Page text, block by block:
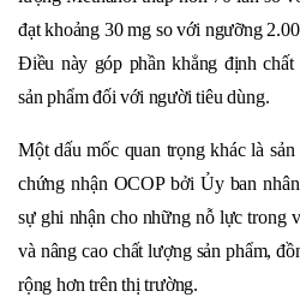
đạt khoảng 30 mg so với ngưỡng
Điều này góp phần khẳng định
sản phẩm đối với người tiêu dùng.
Một dấu mốc quan trọng khác là
chứng nhận OCOP bởi Ủy ban
sự ghi nhận cho những nỗ lực trong
và nâng cao chất lượng sản phẩm,
rộng hơn trên thị trường.